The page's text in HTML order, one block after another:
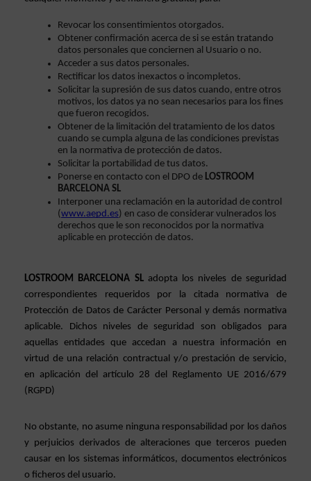
Revocar los consentimientos otorgados.
Obtener confirmación acerca de si se están tratando
datos personales que conciernen al Usuario o no.
Acceder a sus datos personales.
Rectificar los datos inexactos o incompletos.
Solicitar la supresión de sus datos cuando, entre otros
motivos, los datos ya no sean necesarios para los fines
que fueron recogidos.
Obtener de la limitación del tratamiento de los datos
cuando se cumpla alguna de las condiciones previstas
en la normativa de protección de datos.
Solicitar la portabilidad de tus datos.
Ponerse en contacto con el DPO de LOSTROOM
BARCELONA SL
Interponer una reclamación en la autoridad de control
(www.aepd.es) en caso de considerar vulnerados los
derechos que le son reconocidos por la normativa
aplicable en protección de datos.
LOSTROOM BARCELONA SL adopta los niveles de seguridad
correspondientes requeridos por la citada normativa de
Protección de Datos de Carácter Personal y demás normativa
aplicable. Dichos niveles de seguridad son obligados para
aquellas entidades que accedan a nuestra información en
virtud de una relación contractual y/o prestación de servicio,
en aplicación del artículo 28 del Reglamento UE 2016/679
(RGPD)
No obstante, no asume ninguna responsabilidad por los daños
y perjuicios derivados de alteraciones que terceros pueden
causar en los sistemas informáticos, documentos electrónicos
o ficheros del usuario.